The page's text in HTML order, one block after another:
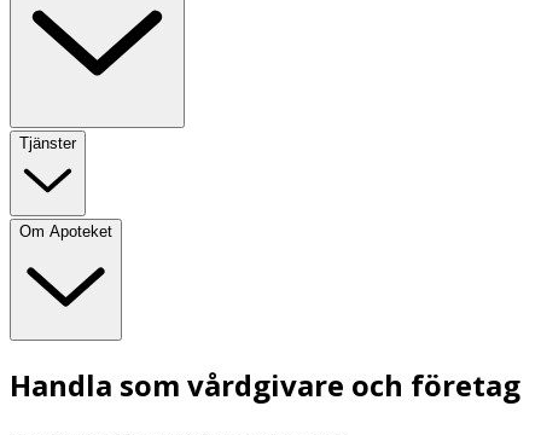
Tjänster
Om Apoteket
Handla som vårdgivare och företag